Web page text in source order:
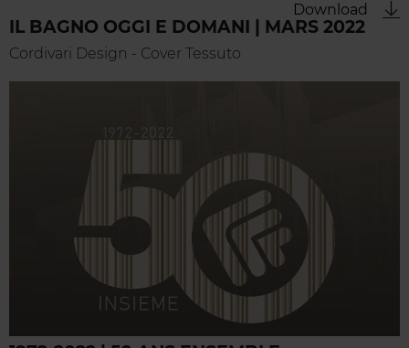
Download
IL BAGNO OGGI E DOMANI | MARS 2022
Cordivari Design - Cover Tessuto